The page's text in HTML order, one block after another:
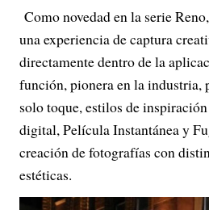
Como novedad en la serie
una experiencia de captura
directamente dentro de la
función, pionera en la industria,
solo toque, estilos de
digital, Película Instantánea y
creación de fotografías con
estéticas.